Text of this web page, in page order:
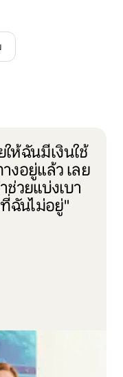
ห้ฉันมีเงินใช้
งอยู่แล้ว เลย
ช่วยแบ่งเบา
ที่ฉันไม่อยู่"